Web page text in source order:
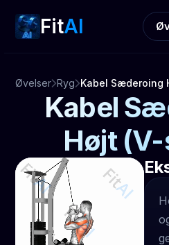
FitAI
Øvelser Ryg Kabel Sæderoing
Kabel
Højt